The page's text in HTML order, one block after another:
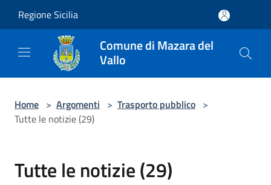
Regione Sicilia
Comune di Mazara del
Vallo
Home > Argomenti > Trasporto pubblico >
Tutte le notizie (29)
Tutte le notizie (29)